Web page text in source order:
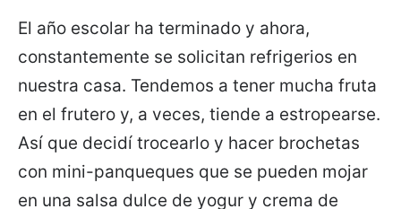
El año escolar ha terminado y ahora,
constantemente se solicitan refrigerios en
nuestra casa. Tendemos a tener mucha fruta
en el frutero y, a veces, tiende a estropearse.
Así que decidí trocearlo y hacer brochetas
con mini-panqueques que se pueden mojar
en una salsa dulce de yogur y crema de